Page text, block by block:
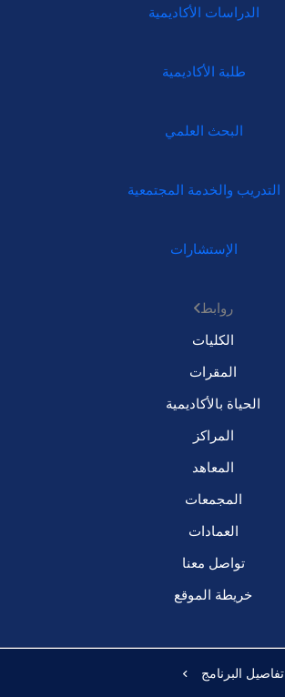
الدراسات الأكاديمية
طلبة الأكاديمية
البحث العلمي
التدريب والخدمة المجتمعية
الإستشارات
روابط
الكليات
المقرات
الحياة بالأكاديمية
المراكز
المعاهد
المجمعات
العمادات
تواصل معنا
خريطة الموقع
تفاصيل البرنامج